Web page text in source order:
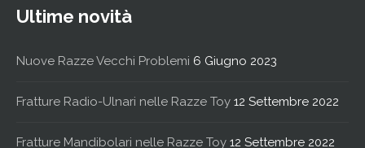
Ultime novità
Nuove Razze Vecchi Problemi 6 Giugno 2023
Fratture Radio-Ulnari nelle Razze Toy 12 Settembre 2022
Fratture Mandibolari nelle Razze Toy 12 Settembre 2022